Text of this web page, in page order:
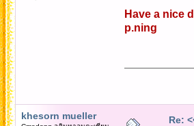
Have a nice
p.ning
khesorn mueller Re: